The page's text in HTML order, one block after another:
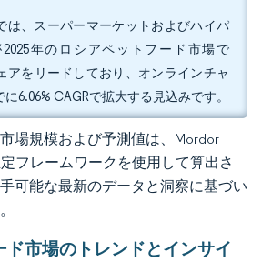
は、スーパーマーケットおよびハイパ
年のロシアペットフード市場で
アをリードしており、オンラインチャ
6.06% CAGRで拡大する見込みです。
場規模および予測値は、Mordor
フレームワークを使用して算出さ
可能な最新のデータと洞察に基づい
ド市場のトレンドとインサイ